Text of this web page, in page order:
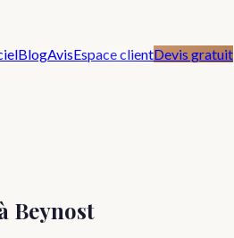
BlogAvisEspace clientDevis gratuit
Beynost